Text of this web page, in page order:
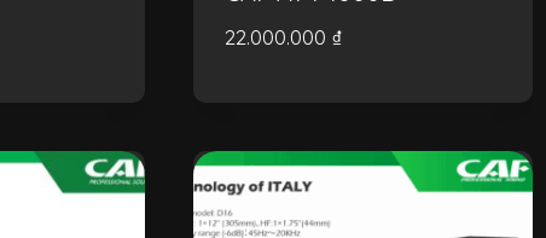
22.000.000 ₫